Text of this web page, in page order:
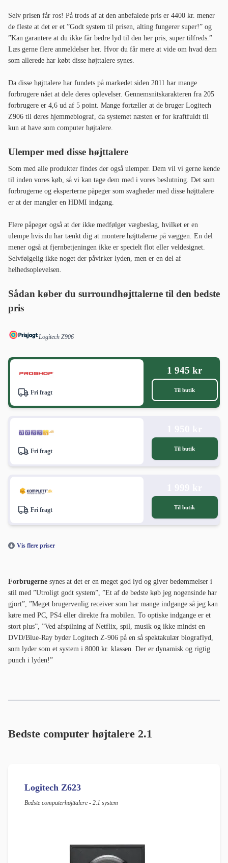
Selv prisen får ros! På trods af at den anbefalede pris er 4400 kr. mener
de fleste at det er et ”Godt system til prisen, alting fungerer super!” og
”Kan garantere at du ikke får bedre lyd til den her pris, super tilfreds.”
Læs gerne flere anmeldelser her. Hvor du får mere at vide om hvad dem
som allerede har købt disse højttalere synes.
Da disse højttalere har fundets på markedet siden 2011 har mange
forbrugere nået at dele deres oplevelser. Gennemsnitskarakteren fra 205
forbrugere er 4,6 ud af 5 point. Mange fortæller at de bruger Logitech
Z906 til deres hjemmebiograf, da systemet næsten er for kraftfuldt til
kun at have som computer højtalere.
Ulemper med disse højttalere
Som med alle produkter findes der også ulemper. Dem vil vi gerne kende
til inden vores køb, så vi kan tage dem med i vores beslutning. Det som
forbrugerne og eksperterne påpeger som svagheder med disse højttalere
er at der mangler en HDMI indgang.
Flere påpeger også at der ikke medfølger vægbeslag, hvilket er en
ulempe hvis du har tænkt dig at montere højttalerne på væggen. En del
mener også at fjernbetjeningen ikke er specielt flot eller veldesignet.
Selvfølgelig ikke noget der påvirker lyden, men er en del af
helhedsoplevelsen.
Sådan køber du surroundhøjttalerne til den bedste
pris
Logitech Z906
Fri fragt
1 945 kr
Til butik
Fri fragt Til butik
Fri fragt Til butik
Vis flere priser
Forbrugerne synes at det er en meget god lyd og giver bedømmelser i
stil med ”Utroligt godt system”, ”Et af de bedste køb jeg nogensinde har
gjort”, ”Meget brugervenlig receiver som har mange indgange så jeg kan
køre med PC, PS4 eller direkte fra mobilen. To optiske indgange er et
stort plus”, ”Ved afspilning af Netflix, spil, musik og ikke mindst en
DVD/Blue-Ray byder Logitech Z-906 på en så spektakulær biograflyd,
som lyder som et system i 8000 kr. klassen. Der er dynamisk og rigtig
punch i lyden!”
Bedste computer højtalere 2.1
Logitech Z623
Bedste computerhøjttalere - 2.1 system